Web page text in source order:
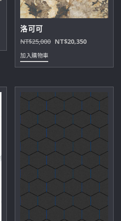
洛可可
NT$25,000 原
NT$20,350
加入購物車